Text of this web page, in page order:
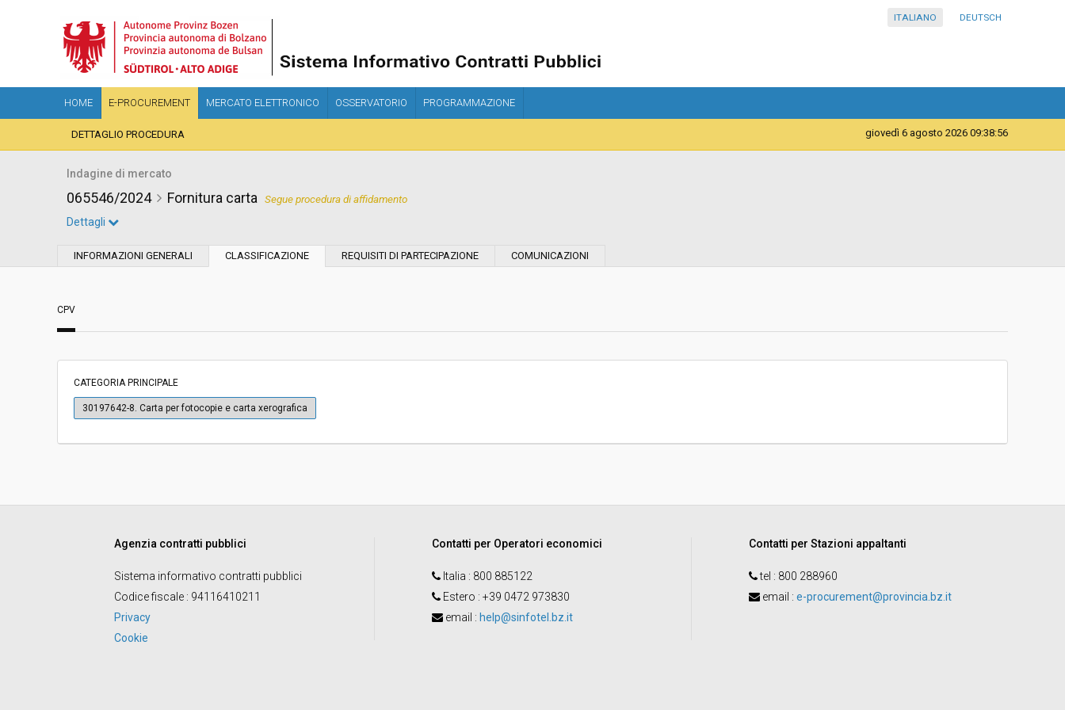
ITALIANO DEUTSCH
HOME E-PROCUREMENT MERCATO ELETTRONICO OSSERVATORIO PROGRAMMAZIONE
DETTAGLIO PROCEDURA giovedì 6 agosto 2026 09:38:57
Indagine di mercato
065546/2024 Fornitura carta Segue procedura di affidamento
invito":
Importo a base di gara soggetto a
- Pubblicata da: -
Costi di sicurezza non soggetti a
ribasso:
-
Link al fascicolo trasparenza: Clicca qui
Dettagli
INFORMAZIONI GENERALI CLASSIFICAZIONE REQUISITI DI PARTECIPAZIONE COMUNICAZIONI
CPV
CATEGORIA PRINCIPALE
30197642-8. Carta per fotocopie e carta xerografica
Agenzia contratti pubblici
Sistema informativo contratti pubblici
Codice fiscale : 94116410211
Privacy
Cookie
Contatti per Operatori economici
Italia : 800 885122
Estero : +39 0472 973830
email : help@sinfotel.bz.it
Contatti per Stazioni appaltanti
tel : 800 288960
email : e-procurement@provincia.bz.it